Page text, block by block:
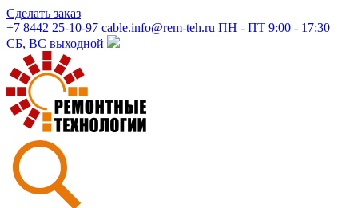
Сделать заказ
+7 8442 25-10-97 cable.info@rem-teh.ru ПН - ПТ 9:00 - 17:30
СБ, ВС выходной